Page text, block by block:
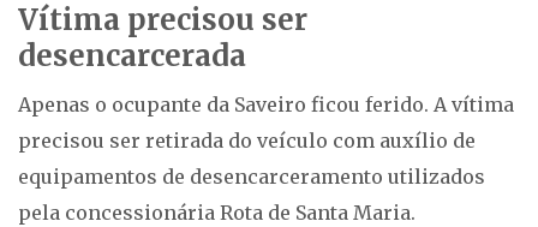
Vítima precisou ser
desencarcerada
Apenas o ocupante da Saveiro ficou ferido. A vítima
precisou ser retirada do veículo com auxílio de
equipamentos de desencarceramento utilizados
pela concessionária Rota de Santa Maria.